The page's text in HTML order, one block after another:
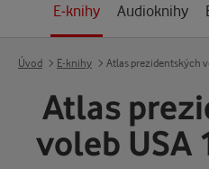
E-knihy Audioknihy
Úvod E-knihy Atlas prezidentských
Atlas
voleb USA